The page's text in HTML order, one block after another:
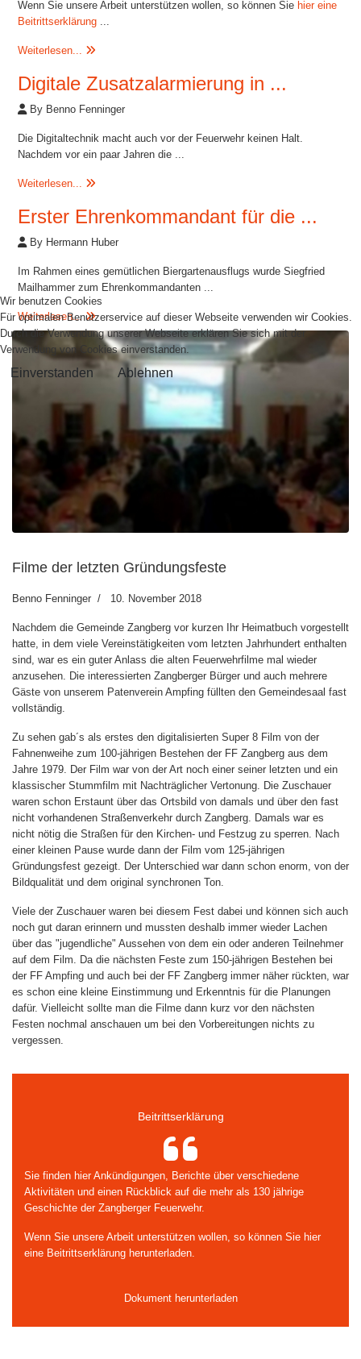
Wenn Sie unsere Arbeit unterstützen wollen, so können Sie hier eine
Beitrittserklärung ...
Weiterlesen...
Digitale Zusatzalarmierung in ...
By Benno Fenninger
Die Digitaltechnik macht auch vor der Feuerwehr keinen Halt.
Nachdem vor ein paar Jahren die ...
Weiterlesen...
Erster Ehrenkommandant für die ...
By Hermann Huber
Im Rahmen eines gemütlichen Biergartenausflugs wurde Siegfried
Mailhammer zum Ehrenkommandanten ...
Weiterlesen...
Filme der letzten Gründungsfeste
Benno Fenninger 10. November 2018
Nachdem die Gemeinde Zangberg vor kurzen Ihr Heimatbuch vorgestellt
hatte, in dem viele Vereinstätigkeiten vom letzten Jahrhundert enthalten
sind, war es ein guter Anlass die alten Feuerwehrfilme mal wieder
anzusehen. Die interessierten Zangberger Bürger und auch mehrere
Gäste von unserem Patenverein Ampfing füllten den Gemeindesaal fast
vollständig.
Zu sehen gab´s als erstes den digitalisierten Super 8 Film von der
Fahnenweihe zum 100-jährigen Bestehen der FF Zangberg aus dem
Jahre 1979. Der Film war von der Art noch einer seiner letzten und ein
klassischer Stummfilm mit Nachträglicher Vertonung. Die Zuschauer
waren schon Erstaunt über das Ortsbild von damals und über den fast
nicht vorhandenen Straßenverkehr durch Zangberg. Damals war es
nicht nötig die Straßen für den Kirchen- und Festzug zu sperren. Nach
einer kleinen Pause wurde dann der Film vom 125-jährigen
Gründungsfest gezeigt. Der Unterschied war dann schon enorm, von der
Bildqualität und dem original synchronen Ton.
Viele der Zuschauer waren bei diesem Fest dabei und können sich auch
noch gut daran erinnern und mussten deshalb immer wieder Lachen
über das "jugendliche" Aussehen von dem ein oder anderen Teilnehmer
auf dem Film. Da die nächsten Feste zum 150-jährigen Bestehen bei
der FF Ampfing und auch bei der FF Zangberg immer näher rückten, war
es schon eine kleine Einstimmung und Erkenntnis für die Planungen
dafür. Vielleicht sollte man die Filme dann kurz vor den nächsten
Festen nochmal anschauen um bei den Vorbereitungen nichts zu
vergessen.
Beitrittserklärung
Sie finden hier Ankündigungen, Berichte über verschiedene
Aktivitäten und einen Rückblick auf die mehr als 130 jährige
Geschichte der Zangberger Feuerwehr.
Wenn Sie unsere Arbeit unterstützen wollen, so können Sie hier
eine Beitrittserklärung herunterladen.
Dokument herunterladen
Wir benutzen Cookies
Für optimalen Benutzerservice auf dieser Webseite verwenden wir Cookies.
Durch die Verwendung unserer Webseite erklären Sie sich mit der
Verwendung von Cookies einverstanden.
Einverstanden Ablehnen